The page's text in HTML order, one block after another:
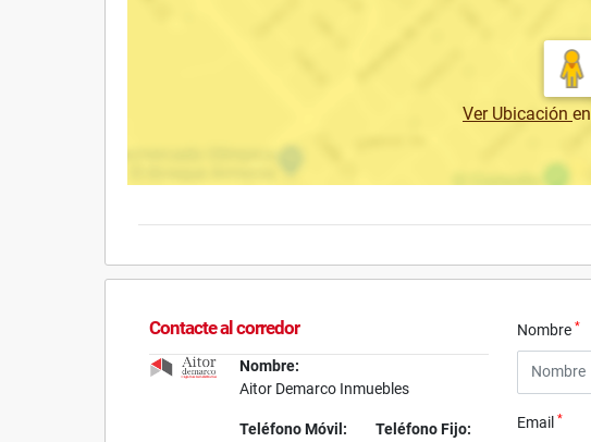
Ver Ubicación en
Contacte al corredor
Nombre:
Aitor Demarco Inmuebles
Teléfono Móvil:
Teléfono Fijo:
Nombre*
Email*